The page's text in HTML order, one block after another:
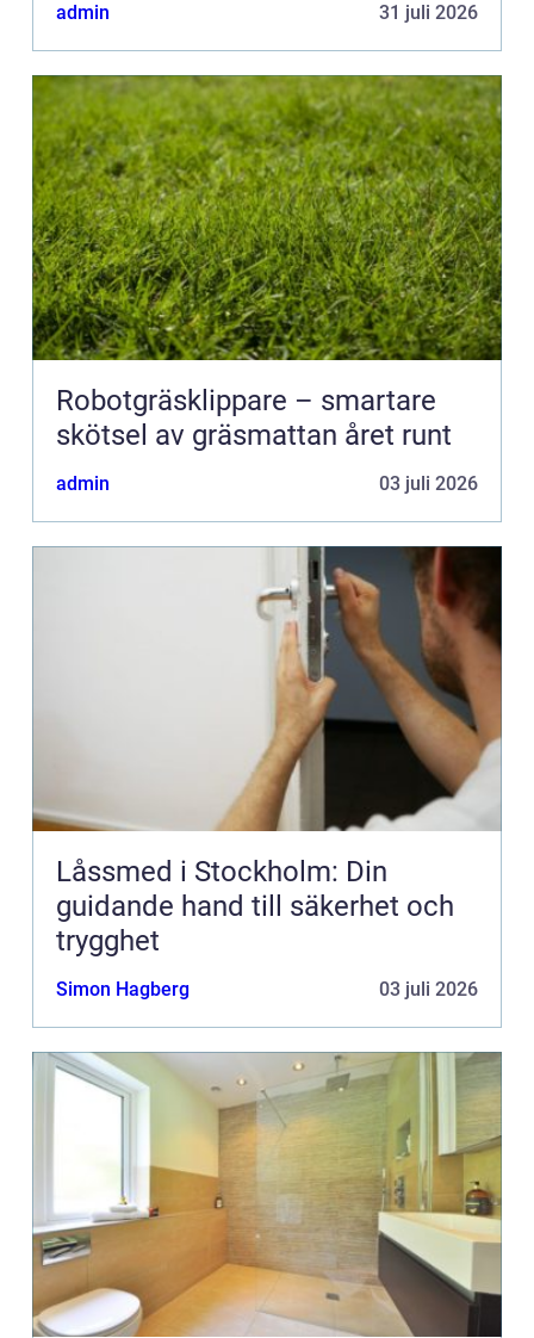
admin 31 juli 2026
Robotgräsklippare – smartare
skötsel av gräsmattan året runt
admin 03 juli 2026
Låssmed i Stockholm: Din
guidande hand till säkerhet och
trygghet
Simon Hagberg 03 juli 2026